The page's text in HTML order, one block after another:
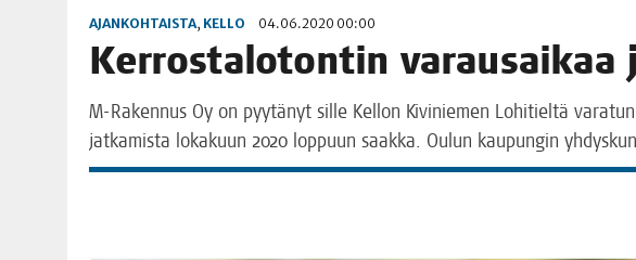
AJANKOHTAISTA, KELLO 04.06.2020 00:00
Ker­ros­ta­lo­ton­tin varausai­kaa
M‑Rakennus Oy on pyy­tä­nyt sil­le Kel­lon Kivi­nie­men Lohi­tiel­tä
jat­ka­mis­ta loka­kuun 2020 lop­puun saak­ka. Oulun kau­pun­gin